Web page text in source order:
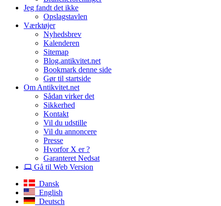
Jeg fandt det ikke
Opslagstavlen
Værktøjer
Nyhedsbrev
Kalenderen
Sitemap
Blog.antikvitet.net
Bookmark denne side
Gør til startside
Om Antikvitet.net
Sådan virker det
Sikkerhed
Kontakt
Vil du udstille
Vil du annoncere
Presse
Hvorfor X er ?
Garanteret Nedsat
Gå til Web Version
Dansk
English
Deutsch